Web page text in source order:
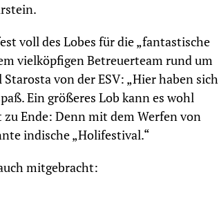
voll des Lobes für die „fantastische
vielköpfigen Betreuerteam rund um
von der ESV: „Hier haben sich
Ein größeres Lob kann es wohl
zu Ende: Denn mit dem Werfen von
indische „Holifestival.“
mitgebracht: